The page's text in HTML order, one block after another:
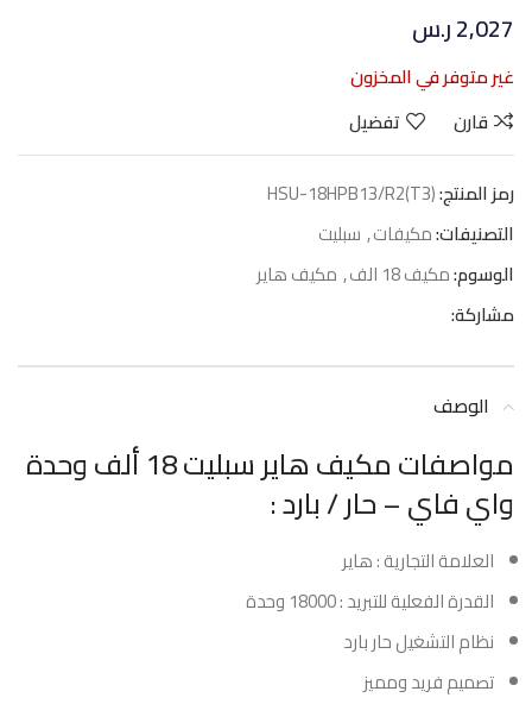
2,027ر.س
غير متوفر في المخزون
قارن
تفضيل
رمز المنتج:HSU-18HPB13/R2(T3)
التصنيفات:مكيفات, سبليت
الوسوم:مكيف 18 الف , مكيف هاير
مشاركة:
الوصف
مواصفات مكيف هاير سبليت 18 ألف وحدة
واي فاي – حار / بارد :
العلامة التجارية : هاير
القدرة الفعلية للتبريد : 18000 وحدة
نظام التشغيل حار بارد
تصميم فريد ومميز